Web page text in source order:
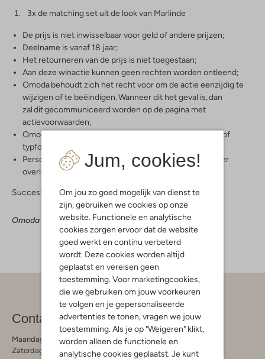
Jum, cookies!
Om jou zo goed mogelijk van dienst te
zijn, gebruiken we cookies op onze
website. Functionele en analytische
cookies zorgen ervoor dat de website
goed werkt en continu verbeterd
wordt. Deze cookies worden altijd
geplaatst en vereisen geen
toestemming. Voor marketingcookies,
die we gebruiken om jouw voorkeuren
te volgen en je gepersonaliseerde
advertenties te tonen, vragen we jouw
toestemming. Als je op "Weigeren" klikt,
worden alleen de functionele en
analytische cookies geplaatst. Je kunt
3x de matching set uit de look van Marlinde
De prijs is niet inwisselbaar voor geld of andere prijzen;
Deelname is vanaf 18 jaar;
Het retourneren van de prijs is niet toegestaan;
Aan deze winactie kunnen geen rechten worden ontleend;
Omoda behoudt zich het recht voor om de actie eenzijdig te
wijzigen of te beëindigen. Wanneer dit het geval is, dan
zal dit gecommuniceerd worden op de pagina met
actievoorwaarden;
Omoda is niet aansprakelijk voor eventuele druk-, zet- of
typfouten;
Persoonsgegevens van deelnemers worden niet zonder
overleg vrijgegeven en verstrekt aan externen.
Succes!
Omoda — The fashion boutique that loves you back
Contact
Maandag - Vrijdag 09:00 - 19:00 uur
Zaterdag 09:00 - 17:00 uur